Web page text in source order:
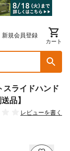
新規会員登録
カート
スライドハンド
品】
レビューを書く